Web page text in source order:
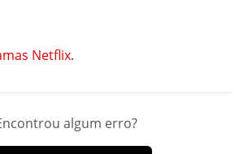
Netflix.
algum erro?